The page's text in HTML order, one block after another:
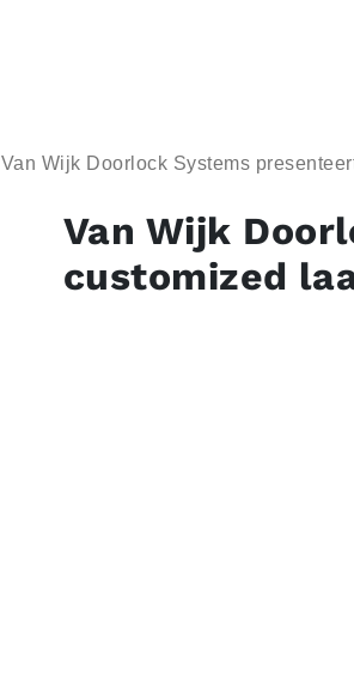
Van Wijk Doorlock Systems
Van Wijk
customized